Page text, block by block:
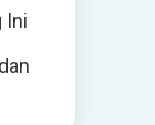
Ini